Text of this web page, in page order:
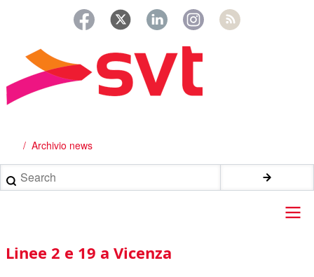
principale
Briciole
di
pane
Archivio news
Search
Main
navigation
Linee 2 e 19 a Vicenza